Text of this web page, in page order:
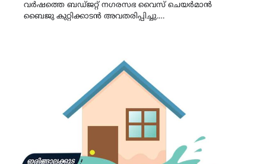
വർഷത്തെ ബഡ്ജറ്റ് നഗരസഭ വൈസ് ചെയർമാൻ
ബൈജു കുറ്റിക്കാടൻ അവതരിപ്പിച്ചു.…